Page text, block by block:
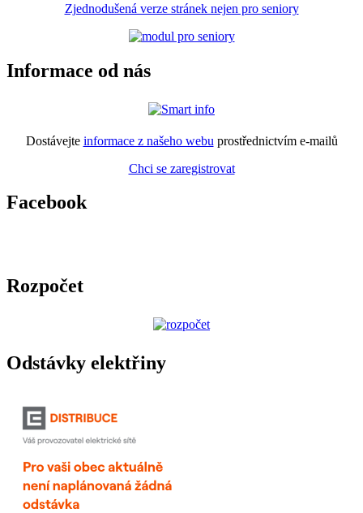
Zjednodušená verze stránek nejen pro seniory
Informace od nás
Dostávejte informace z našeho webu prostřednictvím e-mailů
Chci se zaregistrovat
Facebook
Rozpočet
Odstávky elektřiny